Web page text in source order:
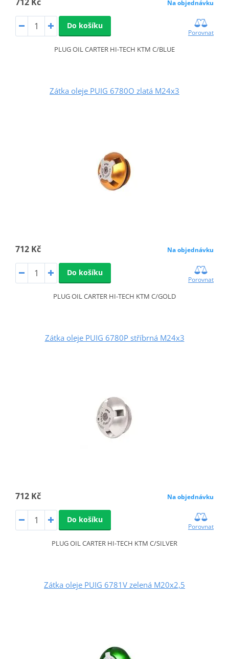
Na objednávku
Do košíku
Porovnat
PLUG OIL CARTER HI-TECH KTM C/BLUE
Zátka oleje PUIG 6780O zlatá M24x3
712 Kč Na objednávku
Do košíku
Porovnat
PLUG OIL CARTER HI-TECH KTM C/GOLD
Zátka oleje PUIG 6780P stříbrná M24x3
712 Kč Na objednávku
Do košíku
Porovnat
PLUG OIL CARTER HI-TECH KTM C/SILVER
Zátka oleje PUIG 6781V zelená M20x2,5